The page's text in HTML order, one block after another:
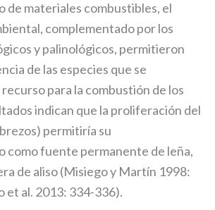
de materiales combustibles, el
complementado por los
y palinológicos, permitieron
de las especies que se
para la combustión de los
indican que la proliferación del
permitiría su
como fuente permanente de leña,
de aliso (Misiego y Martín 1998:
et al. 2013: 334-336).